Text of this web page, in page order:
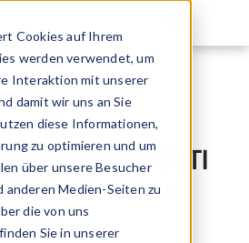
Cookies auf Ihrem
werden verwendet, um
Interaktion mit unserer
damit wir uns an Sie
diese Informationen,
zu optimieren und um
über unsere Besucher
Medien-Seiten zu
die von uns
Sie in unserer
des SVTI
Form